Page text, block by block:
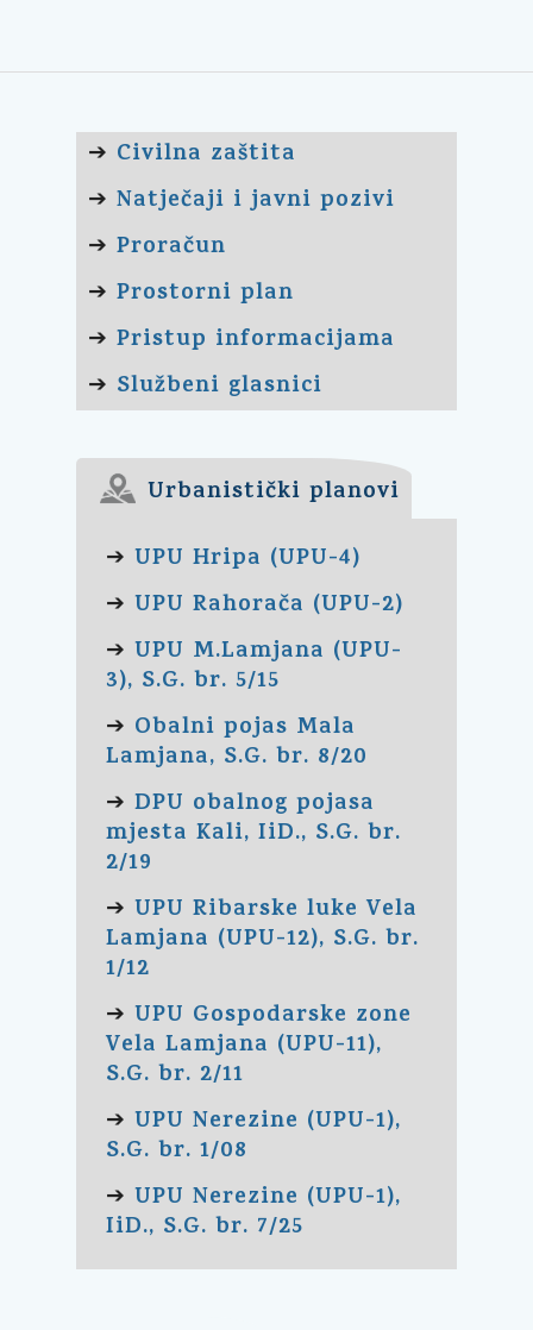
➔ Civilna zaštita
➔ Natječaji i javni pozivi
➔ Proračun
➔ Prostorni plan
➔ Pristup informacijama
➔ Službeni glasnici
Urbanistički planovi
➔ UPU Hripa (UPU-4)
➔ UPU Rahorača (UPU-2)
➔ UPU M.Lamjana (UPU-
3), S.G. br. 5/15
➔ Obalni pojas Mala
Lamjana, S.G. br. 8/20
➔ DPU obalnog pojasa
mjesta Kali, IiD., S.G. br.
2/19
➔ UPU Ribarske luke Vela
Lamjana (UPU-12), S.G. br.
1/12
➔ UPU Gospodarske zone
Vela Lamjana (UPU-11),
S.G. br. 2/11
➔ UPU Nerezine (UPU-1),
S.G. br. 1/08
➔ UPU Nerezine (UPU-1),
IiD., S.G. br. 7/25